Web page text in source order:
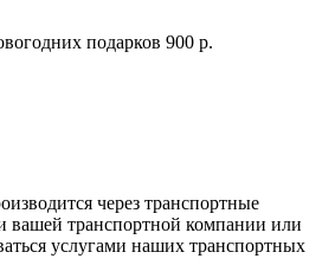
подарков 900 р.
через транспортные
транспортной компании или
услугами наших транспортных